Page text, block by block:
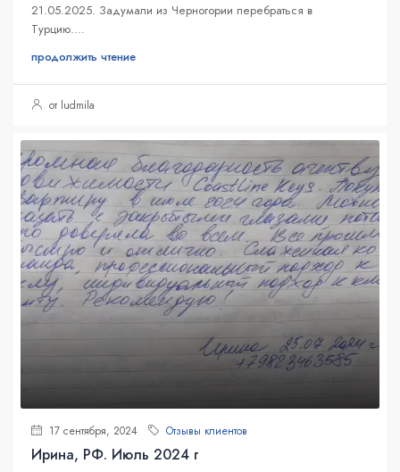
21.05.2025. Задумали из Черногории перебраться в
Турцию....
продолжить чтение
от ludmila
17 сентября, 2024 Отзывы клиентов
Ирина, РФ. Июль 2024 г